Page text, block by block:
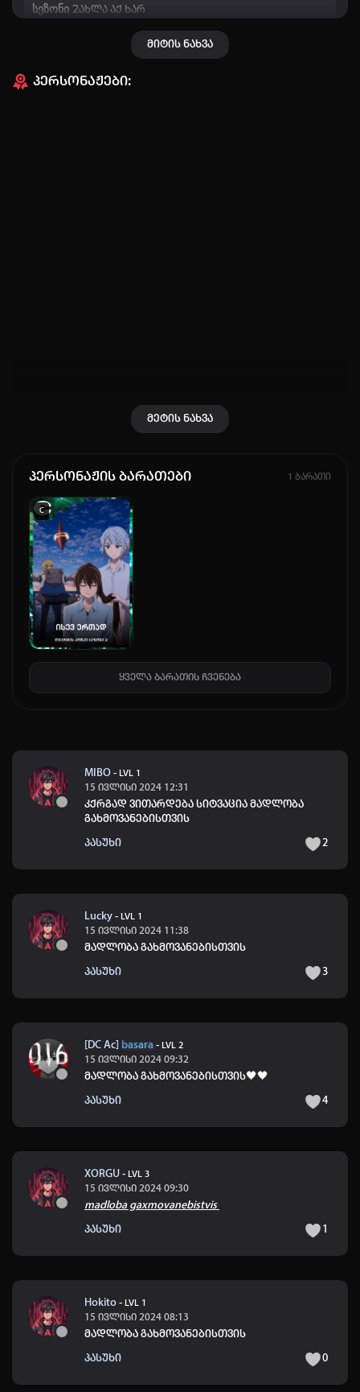
ავტორიზაცია
სეზონი 2ახლა აქ ხარ
მიტის ნახვა
პერსონაჟები:
მეტის ნახვა
პერსონაჟის ბარათები 1 ბარათი
C
ყველა ბარათის ჩვენება
MIBO - LVL 1
15 ივლისი 2024 12:31
კქრგად ვითარდება სიტვაცია მადლობა
გახმოვანებისთვის
პასუხი 2
Lucky - LVL 1
15 ივლისი 2024 11:38
მადლობა გახმოვანებისთვის
პასუხი 3
[DC Ac] basara - LVL 2
15 ივლისი 2024 09:32
მადლობა გახმოვანებისთვის🖤🖤
პასუხი 4
XORGU - LVL 3
15 ივლისი 2024 09:30
madloba gaxmovanebistvis
პასუხი 1
Hokito - LVL 1
15 ივლისი 2024 08:13
მადლობა გახმოვანებისთვის
პასუხი 0